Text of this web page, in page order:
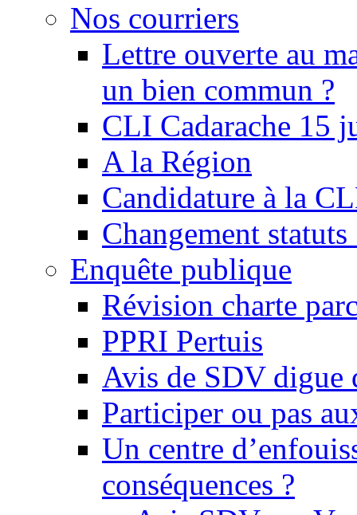
Nos courriers
Lettre ouverte au
un bien commun ?
CLI Cadarache 15
A la Région
Candidature à la
Changement
Enquête publique
Révision charte
PPRI Pertuis
Avis de SDV digue
Participer ou pas
Un centre
conséquences ?